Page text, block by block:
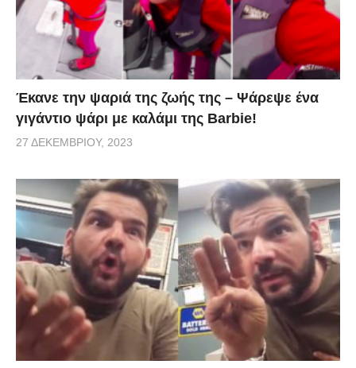
κατασκευής που εύκολα κανείς μπορεί να
μπερδευτεί και να νομίσει ότι είναι κάποιο trailer από
ταινία της Disney και όχι μια εργασία φοιτητών.
Πηγή:tilestwra.com
Έκανε την ψαριά της ζωής της – Ψάρεψε ένα
γιγάντιο ψάρι με καλάμι της Barbie!
27 ΔΕΚΕΜΒΡΊΟΥ, 2023